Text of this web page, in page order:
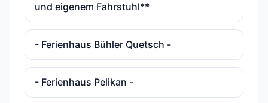
und eigenem Fahrstuhl**
- Ferienhaus Bühler Quetsch -
- Ferienhaus Pelikan -